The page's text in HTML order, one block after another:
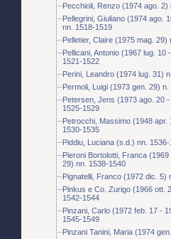
Pecchioli, Renzo (1974 ago. 2)
Pellegrini, Giuliano (1974 ago.
nn. 1518-1519
Pelletier, Claire (1975 mag. 29)
Pellicani, Antonio (1967 lug. 10
1521-1522
Perini, Leandro (1974 lug. 31)
Permoli, Luigi (1973 gen. 29) n.
Petersen, Jens (1973 ago. 20 -
1525-1529
Petrocchi, Massimo (1948 apr.
1530-1535
Piddiu, Luciana (s.d.) nn. 1536-
Pieroni Bortolotti, Franca (1969
29) nn. 1538-1540
Pignatelli, Franco (1972 dic. 5)
Pinkus e Co. Zurigo (1966 ott.
1542-1544
Pinzani, Carlo (1972 feb. 17 -
1545-1549
Pinzani Tanini, Maria (1974